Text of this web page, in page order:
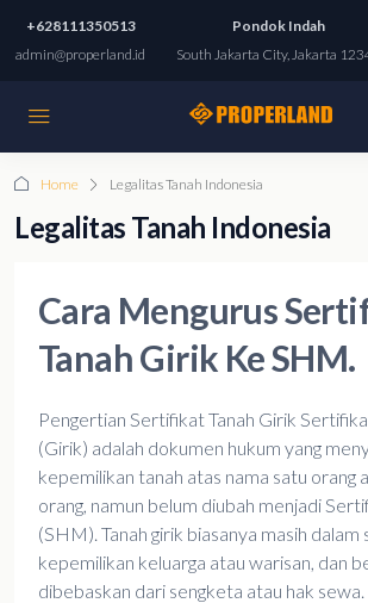
+628111350513
admin@properland.id
Pondok Indah
South Jakarta City, Jakarta
Home Legalitas Tanah Indonesia
Legalitas Tanah Indonesia
Cara Mengurus
Tanah Girik Ke SHM.
Pengertian Sertifikat Tanah Girik
(Girik) adalah dokumen hukum yang
kepemilikan tanah atas nama satu orang
orang, namun belum diubah menjadi
(SHM). Tanah girik biasanya masih dalam
kepemilikan keluarga atau warisan, dan
dibebaskan dari sengketa atau hak